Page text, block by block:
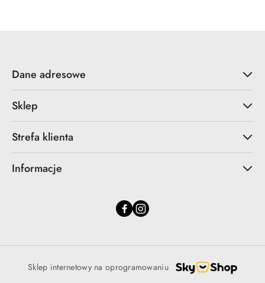
Dane adresowe
Sklep
Strefa klienta
Informacje
Sklep internetowy na oprogramowaniu